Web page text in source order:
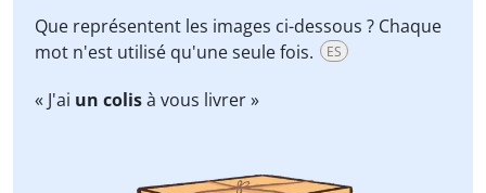
Que représentent les images ci-dessous ? Chaque
mot n'est utilisé qu'une seule fois.
ES
« J'ai un colisà vous livrer »